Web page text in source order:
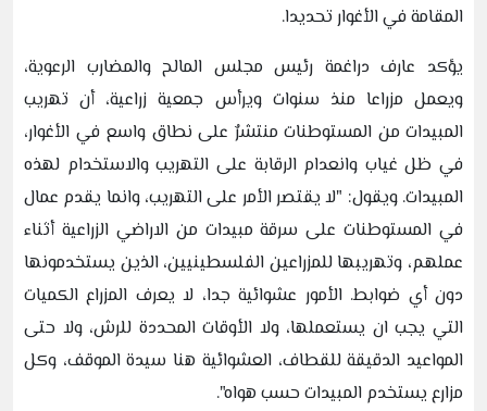
المقامة في الأغوار تحديدا.
يؤكد عارف دراغمة رئيس مجلس المالح والمضارب الرعوية،
ويعمل مزراعا منذ سنوات ويرأس جمعية زراعية، أن تهريب
المبيدات من المستوطنات منتشرٌ على نطاق واسع في الأغوار،
في ظل غياب وانعدام الرقابة على التهريب والاستخدام لهذه
المبيدات. ويقول: "لا يقتصر الأمر على التهريب، وانما يقدم عمال
في المستوطنات على سرقة مبيدات من الاراضي الزراعية أثناء
عملهم، وتهريبها للمزراعين الفلسطينيين، الذين يستخدمونها
دون أي ضوابط. الأمور عشوائية جدا، لا يعرف المزراع الكميات
التي يجب ان يستعملها، ولا الأوقات المحددة للرش، ولا حتى
المواعيد الدقيقة للقطاف، العشوائية هنا سيدة الموقف، وكل
مزارع يستخدم المبيدات حسب هواه".